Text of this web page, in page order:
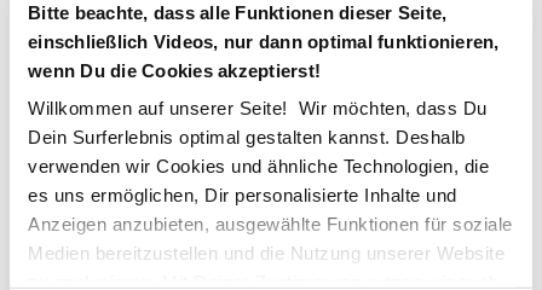
Bitte beachte, dass alle Funktionen dieser Seite,
einschließlich Videos, nur dann optimal funktionieren,
wenn Du die Cookies akzeptierst!
Willkommen auf unserer Seite! Wir möchten, dass Du
Dein Surferlebnis optimal gestalten kannst. Deshalb
verwenden wir Cookies und ähnliche Technologien, die
es uns ermöglichen, Dir personalisierte Inhalte und
Anzeigen anzubieten, ausgewählte Funktionen für soziale
Medien bereitzustellen und die Nutzung unserer Website
Technikereinsatz drastisch reduzierst, Prozesse smart
skalierst und Deine monatlichen Vertragseinnahmen
spürbar steigerst.
Dieses Webinar liefert Dir
keine Theorie, sondern
echte Erfolgsbeispiele aus der Praxis– speziell für
NinjaOne-Kunden, die den nächsten
Wachstumsschritt gehen wollen.